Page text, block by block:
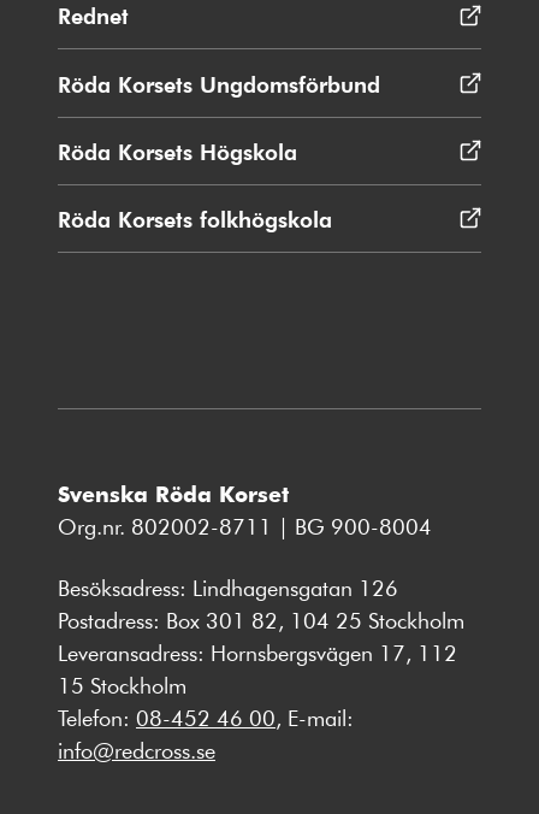
Rednet
i
nytt
fönster
Röda Korsets Ungdomsförbund Öppnas
i
Röda Korsets Högskola
i
nytt
fönster
Röda Korsets folkhögskola
i
Svenska Röda Korset
Org.nr. 802002-8711 | BG 900-8004
Besöksadress: Lindhagensgatan 126
Postadress: Box 301 82, 104 25 Stockholm
Leveransadress: Hornsbergsvägen 17, 112
15 Stockholm
Telefon: 08-452 46 00, E-mail:
info@redcross.se